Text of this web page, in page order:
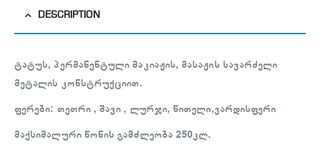
DESCRIPTION
ტატუს, პერმანენტული მაკიაჟის, მასაჟის სავარძელი
მეტალის კონსტრუქციით.
ფერები: თეთრი , შავი , ლურჯი, წითელი,ვარდისფერი
მაქსიმალური წონის გამძლეობა 250კლ.